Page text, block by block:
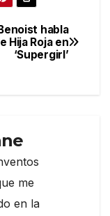
habla
Hija Roja en
‘Supergirl’
me
en la